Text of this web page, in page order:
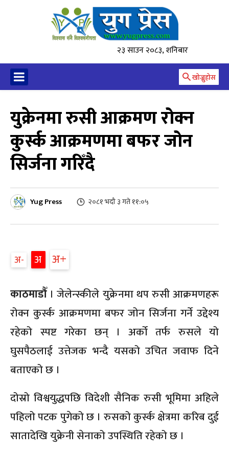
२३ साउन २०८३, शनिबार
खोज्नुहोस
युक्रेनमा रुसी आक्रमण रोक्न
कुर्स्क आक्रमणमा बफर जोन
सिर्जना गरिँदै
Yug Press २०८१ भदौ ३ गते ११:०५
अ अ अ
काठमाडौँ। जेलेन्स्कीले युक्रेनमा थप रुसी आक्रमणहरू
रोक्न कुर्स्क आक्रमणमा बफर जोन सिर्जना गर्ने उद्देश्य
रहेको स्पष्ट गरेका छन् । अर्को तर्फ रुसले यो
घुसपैठलाई उत्तेजक भन्दै यसको उचित जवाफ दिने
बताएको छ ।
दोस्रो विश्वयुद्धपछि विदेशी सैनिक रुसी भूमिमा अहिले
पहिलो पटक पुगेको छ । रुसको कुर्स्क क्षेत्रमा करिब दुई
सातादेखि युक्रेनी सेनाको उपस्थिति रहेको छ ।